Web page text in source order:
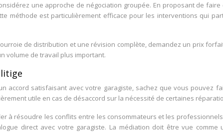
une approche de négociation groupée. En proposant de
méthode est particulièrement efficace pour les interventions qui
de distribution et une révision complète, demandez un prix
volume de travail plus important.
litige
accord satisfaisant avec votre garagiste, sachez que vous pouvez
utile en cas de désaccord sur la nécessité de certaines
à résoudre les conflits entre les consommateurs et les
direct avec votre garagiste. La médiation doit être vue